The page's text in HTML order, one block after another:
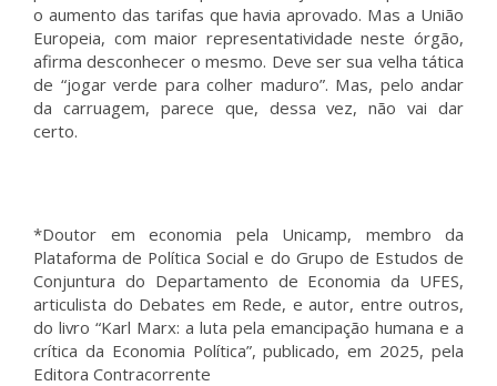
o aumento das tarifas que havia aprovado. Mas a União
Europeia, com maior representatividade neste órgão,
afirma desconhecer o mesmo. Deve ser sua velha tática
de “jogar verde para colher maduro”. Mas, pelo andar
da carruagem, parece que, dessa vez, não vai dar
certo.
*Doutor em economia pela Unicamp, membro da
Plataforma de Política Social e do Grupo de Estudos de
Conjuntura do Departamento de Economia da UFES,
articulista do Debates em Rede, e autor, entre outros,
do livro “Karl Marx: a luta pela emancipação humana e a
crítica da Economia Política”, publicado, em 2025, pela
Editora Contracorrente